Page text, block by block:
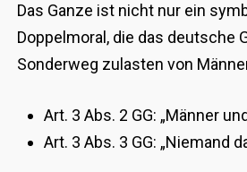
Das Ganze ist nicht nur ein
Doppelmoral, die das deutsche
Sonderweg zulasten von
Art. 3 Abs. 2 GG: „Männer
Art. 3 Abs. 3 GG: